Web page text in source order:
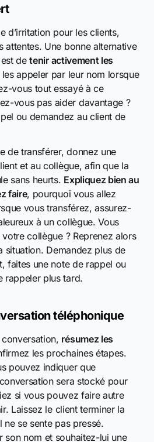
d’irritation pour les clients,
attentes. Une bonne alternative
detenir activement les
appeler par leur nom lorsque
vous tout essayé à ce
vous pas aider davantage ?
ou demandez au client de
de transférer, donnez une
et au collègue, afin que la
sans heurts. Expliquez bien au
faire, pourquoi vous allez
vous transférez, assurez-
à un collègue. Vous
votre collègue ? Reprenez alors
situation. Demandez plus de
faites une note de rappel ou
rappeler plus tard.
téléphonique
résumez les
les prochaines étapes.
pouvez indiquer que
sera stocké pour
si vous pouvez faire autre
Laissez le client terminer la
ne se sente pas pressé.
son nom et souhaitez-lui une